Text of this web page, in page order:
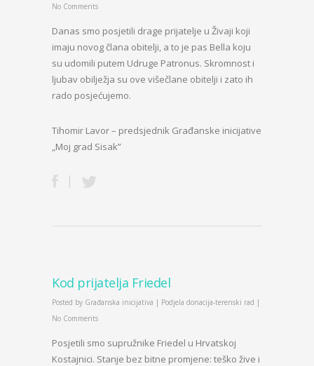
No Comments
Danas smo posjetili drage prijatelje u Živaji koji
imaju novog člana obitelji, a to je pas Bella koju
su udomili putem Udruge Patronus. Skromnost i
ljubav obilježja su ove višečlane obitelji i zato ih
rado posjećujemo.
Tihomir Lavor – predsjednik Građanske inicijative
„Moj grad Sisak”
Kod prijatelja Friedel
Posted by Građanska inicijativa | Podjela donacija-terenski rad |
No Comments
Posjetili smo supružnike Friedel u Hrvatskoj
Kostajnici. Stanje bez bitne promjene: teško žive i